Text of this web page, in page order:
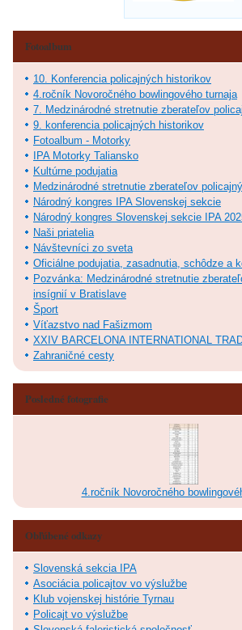
Fotoalbum
10. Konferencia policajných historikov
4.ročník Novoročného bowlingového turnaja
7. Medzinárodné stretnutie zberateľov
9. konferencia policajných historikov
Fotoalbum - Motorky
IPA Motorky Taliansko
Kultúrne podujatia
Medzinárodné stretnutie zberateľov
Národný kongres IPA Slovenskej sekcie
Národný kongres Slovenskej sekcie IPA
Naši priatelia
Návštevníci zo sveta
Oficiálne podujatia, zasadnutia, schôdze a
Pozvánka: Medzinárodné stretnutie
insígnií v Bratislave
Šport
Víťazstvo nad Fašizmom
XXIV BARCELONA INTERNATIONAL
Zahraničné cesty
Posledné fotografie
4.ročník Novoročného
Obľúbené odkazy
Slovenská sekcia IPA
Asociácia policajtov vo výslužbe
Klub vojenskej histórie Tyrnau
Policajt vo výslužbe